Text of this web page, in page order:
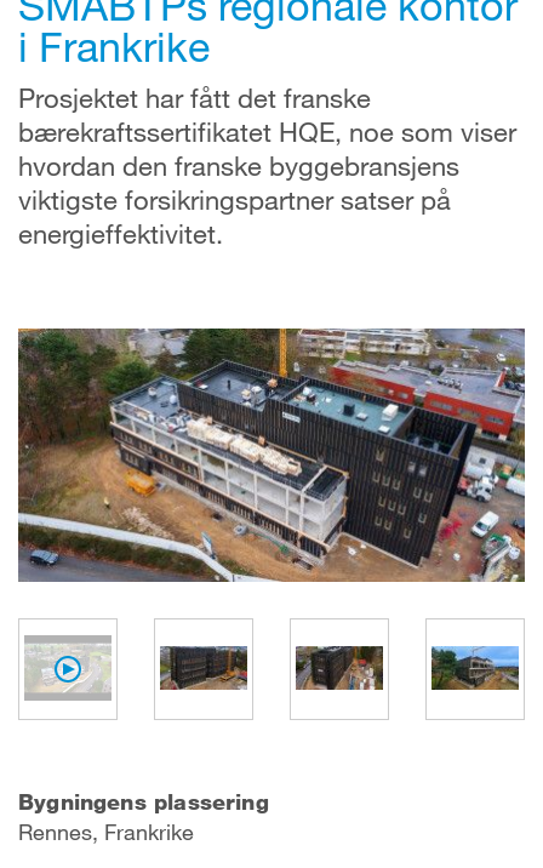
i Frankrike
Prosjektet har fått det franske
bærekraftssertifikatet HQE, noe som viser
hvordan den franske byggebransjens
viktigste forsikringspartner satser på
energieffektivitet.
Bygningens plassering
Rennes, Frankrike